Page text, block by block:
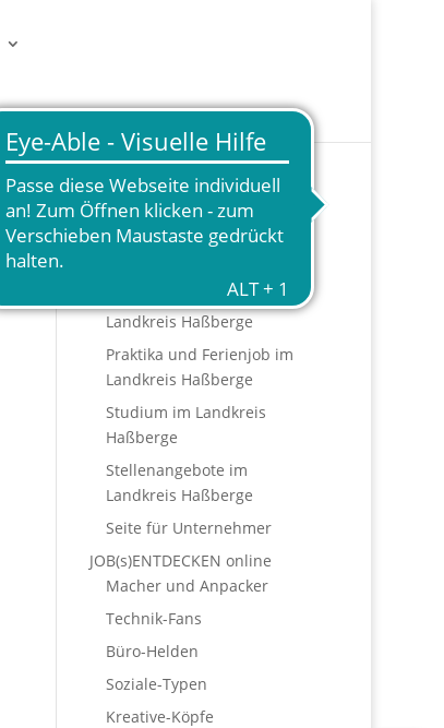
Start
Ausbildungsstellen im
Landkreis Haßberge
Praktika und Ferienjob im
Landkreis Haßberge
Studium im Landkreis
Haßberge
Stellenangebote im
Landkreis Haßberge
Seite für Unternehmer
JOB(s)ENTDECKEN online
Macher und Anpacker
Technik-Fans
Büro-Helden
Soziale-Typen
Kreative-Köpfe